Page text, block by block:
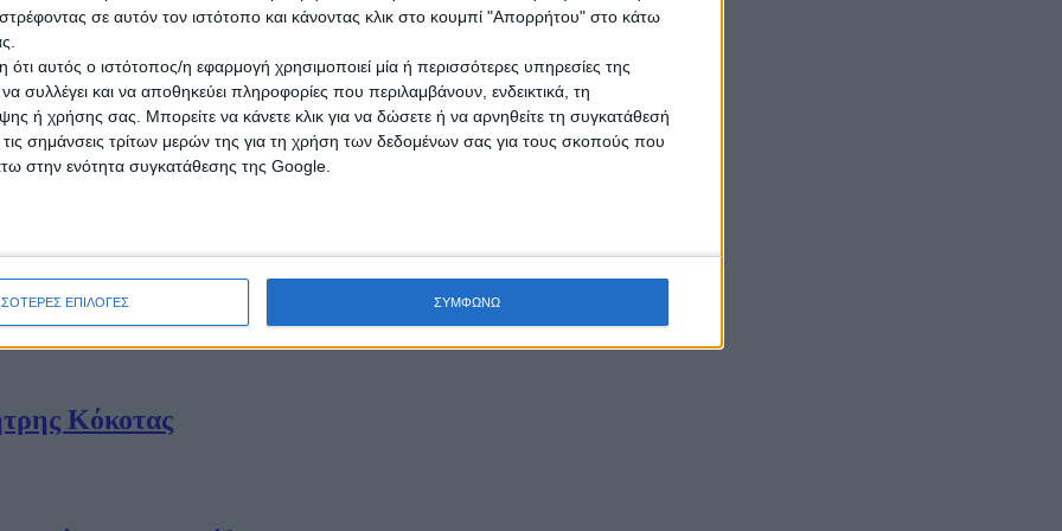
σε αυτόν τον ιστότοπο και κάνοντας κλικ στο κουμπί "Απορρήτου" στο κάτω
αυτός ο ιστότοπος/η εφαρμογή χρησιμοποιεί μία ή περισσότερες υπηρεσίες της
συλλέγει και να αποθηκεύει πληροφορίες που περιλαμβάνουν, ενδεικτικά, τη
ή χρήσης σας. Μπορείτε να κάνετε κλικ για να δώσετε ή να αρνηθείτε τη συγκατάθεσή
σημάνσεις τρίτων μερών της για τη χρήση των δεδομένων σας για τους σκοπούς που
στην ενότητα συγκατάθεσης της Google.
ΕΠΙΛΟΓΕΣ ΣΥΜΦΩΝΩ
'' ΔΙΑΥΛΟΣ ''
από τη ζούγκλα!
πρωτίστως υπόθεση του Δήμου Σπάρτης
Κόκοτας